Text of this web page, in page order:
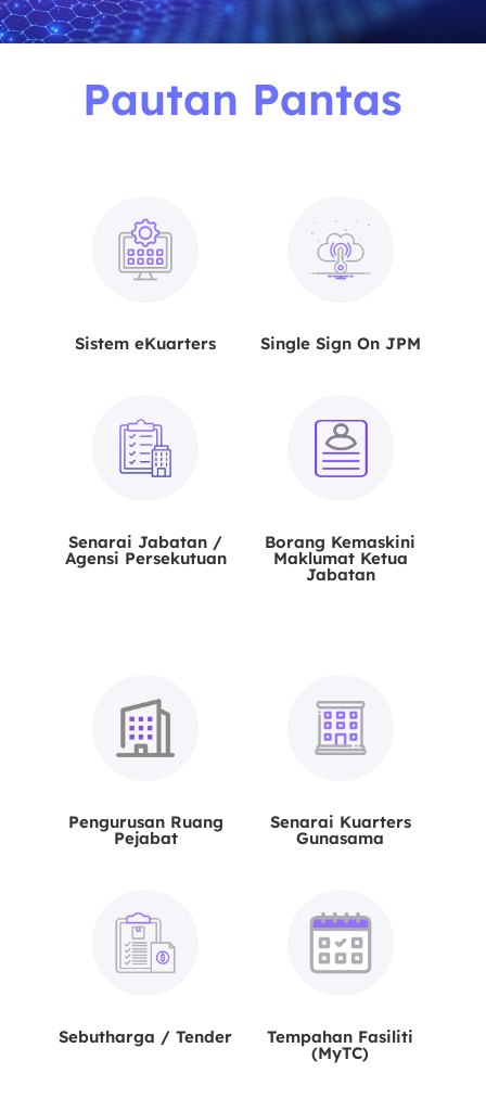
Pautan Pantas
Sistem eKuarters Single Sign On JPM
Senarai Jabatan /
Agensi Persekutuan
Borang Kemaskini
Maklumat Ketua
Jabatan
Pengurusan Ruang
Pejabat
Senarai Kuarters
Gunasama
Sebutharga / Tender Tempahan Fasiliti
(MyTC)